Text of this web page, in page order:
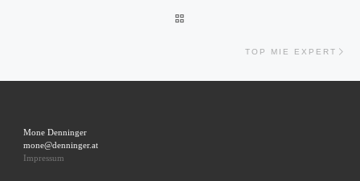
TOP MIE EXPERT
Mone Denninger
mone@denninger.at
Impressum